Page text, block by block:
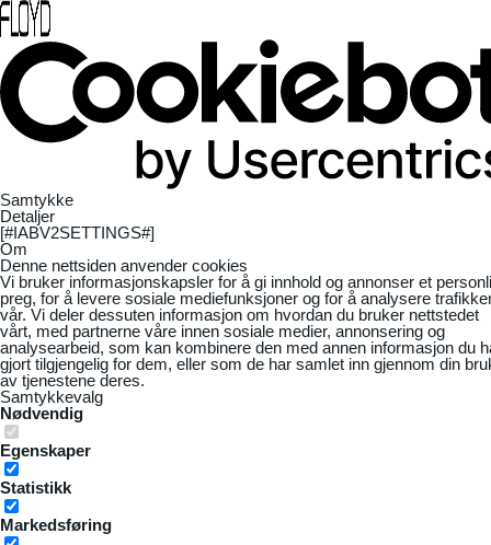
Samtykke
Detaljer
[#IABV2SETTINGS#]
Om
Denne nettsiden anvender cookies
Vi bruker informasjonskapsler for å gi innhold og annonser et
preg, for å levere sosiale mediefunksjoner og for å analysere
vår. Vi deler dessuten informasjon om hvordan du bruker nettstedet
vårt, med partnerne våre innen sosiale medier, annonsering og
analysearbeid, som kan kombinere den med annen informasjon du
gjort tilgjengelig for dem, eller som de har samlet inn gjennom din
av tjenestene deres.
Samtykkevalg
Nødvendig
Egenskaper
Statistikk
Markedsføring